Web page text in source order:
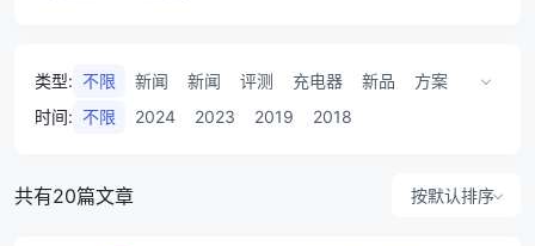
类型: 不限 新闻 新闻 评测 充电器 新品
方案
投稿
研讨会 事件 无线充 数据
时间: 不限 2024 2023 2019 2018
共有20篇文章 按默认排序